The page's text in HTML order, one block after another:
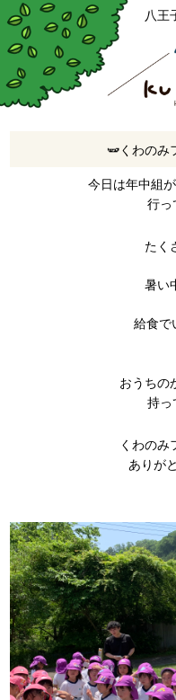
八王
🫛くわのみ
今日は年中組
行
たく
暑い
給食で
おうちの
持
くわのみ
ありが